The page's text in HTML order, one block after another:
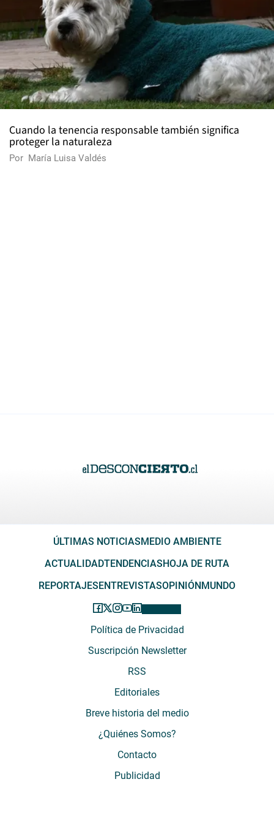
Cuando la tenencia responsable también significa
proteger la naturaleza
Por María Luisa Valdés
ÚLTIMAS NOTICIASMEDIO AMBIENTE
ACTUALIDADTENDENCIASHOJA DE RUTA
REPORTAJESENTREVISTASOPINIÓNMUNDO
Política de Privacidad
Suscripción Newsletter
RSS
Editoriales
Breve historia del medio
¿Quiénes Somos?
Contacto
Publicidad